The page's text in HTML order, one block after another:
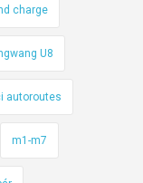
charge
U8
autoroutes
m1-m7